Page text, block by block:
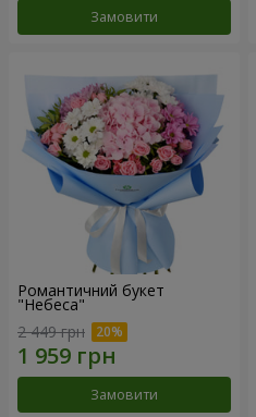
Замовити
Романтичний букет
"Небеса"
2 449 грн
Замовити